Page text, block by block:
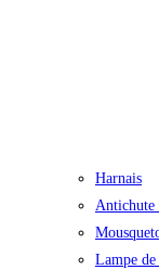
Harnais
Antichute
Lampe de